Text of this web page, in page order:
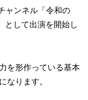
ャンネル「令和の
として出演を開始し
を形作っている基本
なります。